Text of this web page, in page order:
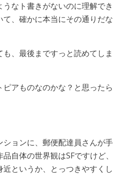
なト書きがないのに理解でき
、確かに本当にその通りだな
、最後まですっと読めてしま
アものなのかな？と思ったら
ョンに、郵便配達員さんが手
自体の世界観はSFですけど、
というか、とっつきやすくし